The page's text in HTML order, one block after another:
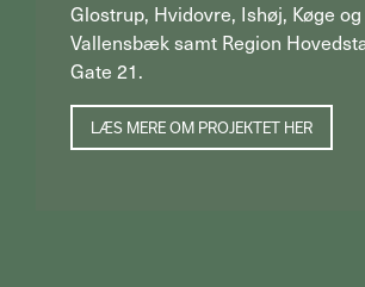
Glostrup, Hvidovre, Ishøj, Køge og
Vallensbæk samt Region
Gate 21.
LÆS MERE OM PROJEKTET HER